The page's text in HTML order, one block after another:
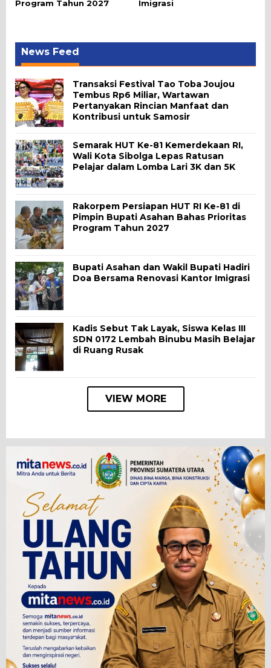
Program Tahun 2027 Imigrasi
News Feed
Transaksi Festival Tao Toba Joujou
Tembus Rp6 Miliar, Wartawan
Pertanyakan Rincian Manfaat dan
Kontribusi untuk Samosir
Semarak HUT Ke-81 Kemerdekaan RI,
Wali Kota Sibolga Lepas Ratusan
Pelajar dalam Lomba Lari 3K dan 5K
Rakorpem Persiapan HUT RI Ke-81 di
Pimpin Bupati Asahan Bahas Prioritas
Program Tahun 2027
Bupati Asahan dan Wakil Bupati Hadiri
Doa Bersama Renovasi Kantor Imigrasi
Kadis Sebut Tak Layak, Siswa Kelas III
SDN 0172 Lembah Binubu Masih Belajar
di Ruang Rusak
VIEW MORE